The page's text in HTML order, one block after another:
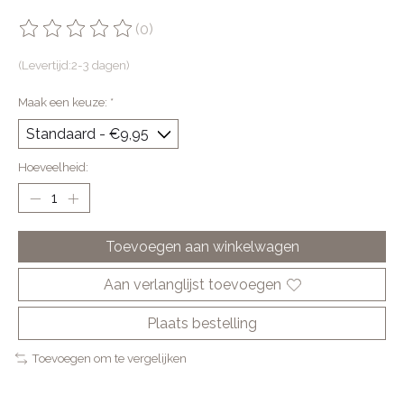
De beoordeling van dit product is
(0)
(Levertijd:2-3 dagen)
Maak een keuze: *
Hoeveelheid:
Toevoegen aan winkelwagen
Aan verlanglijst toevoegen
Plaats bestelling
Toevoegen om te vergelijken